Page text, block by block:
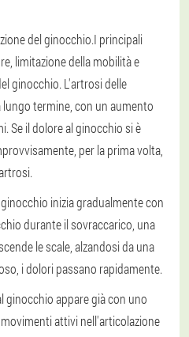
del ginocchio.I principali
limitazione della mobilità e
ginocchio. L'artrosi delle
termine, con un aumento
Se il dolore al ginocchio si è
per la prima volta,
inizia gradualmente con
durante il sovraccarico, una
le scale, alzandosi da una
i dolori passano rapidamente.
ginocchio appare già con uno
attivi nell'articolazione